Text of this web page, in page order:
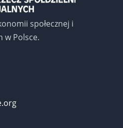
społecznej i
w Polsce.